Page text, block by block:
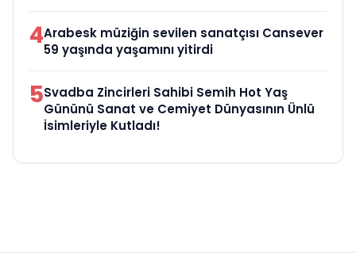
4Arabesk müziğin sevilen sanatçısı Cansever
59 yaşında yaşamını yitirdi
5Svadba Zincirleri Sahibi Semih Hot Yaş
Gününü Sanat ve Cemiyet Dünyasının Ünlü
İsimleriyle Kutladı!